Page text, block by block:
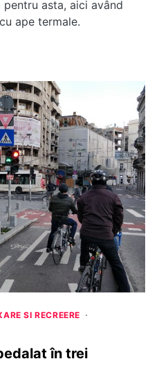
asta, aici având
ape termale.
SI RECREERE
în trei